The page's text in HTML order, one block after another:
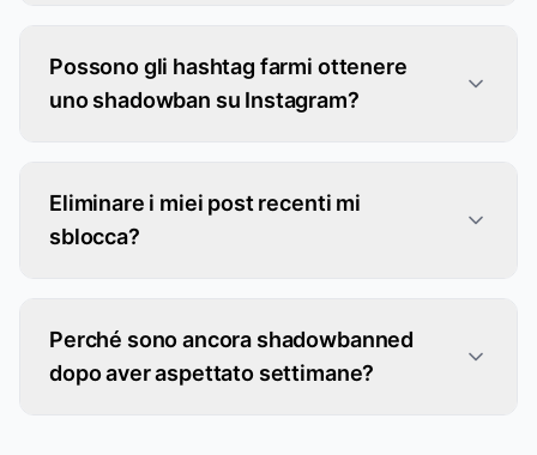
Possono gli hashtag farmi ottenere
uno shadowban su Instagram?
Eliminare i miei post recenti mi
sblocca?
Perché sono ancora shadowbanned
dopo aver aspettato settimane?